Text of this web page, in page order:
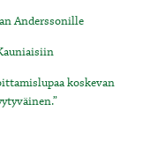
Anderssonille
koskevan